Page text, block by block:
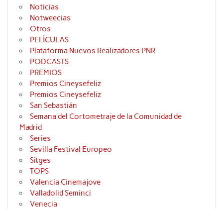
Noticias
Notweecias
Otros
PELÍCULAS
Plataforma Nuevos Realizadores PNR
PODCASTS
PREMIOS
Premios Cineysefeliz
Premios Cineysefeliz
San Sebastián
Semana del Cortometraje de la Comunidad de
Madrid
Series
Sevilla Festival Europeo
Sitges
TOPS
Valencia Cinemajove
Valladolid Seminci
Venecia